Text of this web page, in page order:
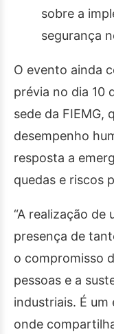
sobre a
segurança
O evento ainda
prévia no dia 10
sede da FIEMG,
desempenho
resposta a
quedas e riscos
“A realização de
presença de
o compromisso
pessoas e a
industriais. É
onde